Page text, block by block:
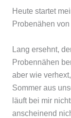
Heute startet
Probenähen
Lang ersehnt,
Probennähen
aber wie
Sommer aus
läuft bei mir
anscheinend